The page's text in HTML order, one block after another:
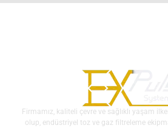
Firmamız, kaliteli çevre ve sağlıklı yaşam
olup, endüstriyel toz ve gaz filtreleme